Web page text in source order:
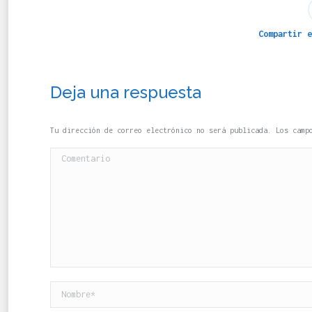
Compartir
Deja una respuesta
Tu dirección de correo electrónico no será publicada. Los
Comentario
Nombre *